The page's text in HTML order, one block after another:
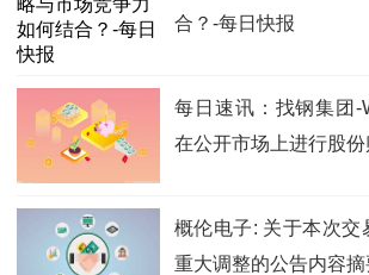
合？-每日快报
每日速讯：找钢集团-
在公开市场上进行股份
概伦电子: 关于本次交
重大调整的公告内容摘